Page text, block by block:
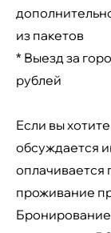
из пакетов
* Выезд за
рублей
Если вы
обсуждается
оплачивается
проживание